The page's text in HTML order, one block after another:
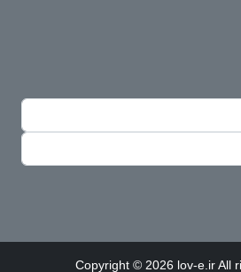
Copyright © 2026 lov-e.ir All